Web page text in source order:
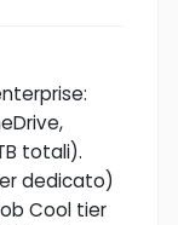
totali).
dedicato)
Cool tier